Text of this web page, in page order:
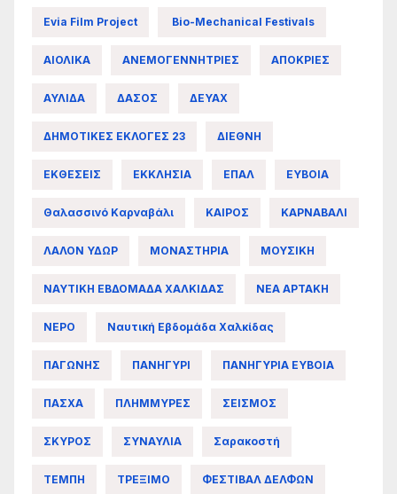
Evia Film Project Bio-Mechanical Festivals
ΑΙΟΛΙΚΑ ΑΝΕΜΟΓΕΝΝΗΤΡΙΕΣ ΑΠΟΚΡΙΕΣ
ΑΥΛΙΔΑ ΔΑΣΟΣ ΔΕΥΑΧ
ΔΗΜΟΤΙΚΕΣ ΕΚΛΟΓΕΣ 23 ΔΙΕΘΝΗ
ΕΚΘΕΣΕΙΣ ΕΚΚΛΗΣΙΑ ΕΠΑΛ ΕΥΒΟΙΑ
Θαλασσινό Καρναβάλι ΚΑΙΡΟΣ ΚΑΡΝΑΒΑΛΙ
ΛΑΛΟΝ ΥΔΩΡ ΜΟΝΑΣΤΗΡΙΑ ΜΟΥΣΙΚΗ
ΝΑΥΤΙΚΗ ΕΒΔΟΜΑΔΑ ΧΑΛΚΙΔΑΣ ΝΕΑ ΑΡΤΑΚΗ
ΝΕΡΟ Ναυτική Εβδομάδα Χαλκίδας
ΠΑΓΩΝΗΣ ΠΑΝΗΓΥΡΙ ΠΑΝΗΓΥΡΙΑ ΕΥΒΟΙΑ
ΠΑΣΧΑ ΠΛΗΜΜΥΡΕΣ ΣΕΙΣΜΟΣ
ΣΚΥΡΟΣ ΣΥΝΑΥΛΙΑ Σαρακοστή
ΤΕΜΠΗ ΤΡΕΞΙΜΟ ΦΕΣΤΙΒΑΛ ΔΕΛΦΩΝ